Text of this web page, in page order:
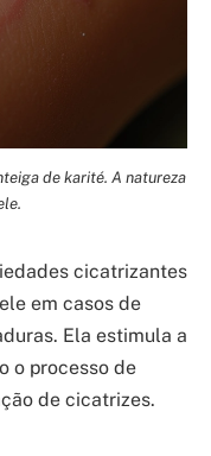
de karité. A natureza
cicatrizantes
em casos de
Ela estimula a
o processo de
de cicatrizes.